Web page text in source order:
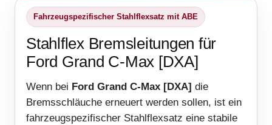
Fahrzeugspezifischer Stahlflexsatz mit ABE
Stahlflex Bremsleitungen für
Ford Grand C-Max [DXA]
Wenn bei Ford Grand C-Max [DXA] die
Bremsschläuche erneuert werden sollen, ist ein
fahrzeugspezifischer Stahlflexsatz eine stabile